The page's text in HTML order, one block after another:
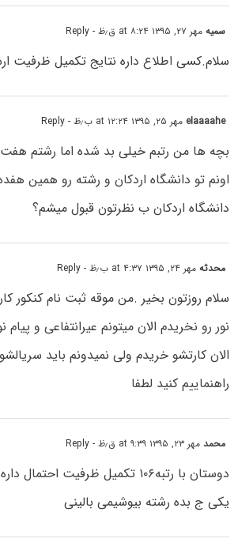
سمیهمهر ۲۷, ۱۳۹۵ at ۸:۲۴ ق٫ظ - Reply
سلام.کسی اطلاع داره نتایج تکمیل ظرفیت
elaaaahe مهر ۲۵, ۱۳۹۵ at ۱۲:۲۴ ب٫ظ - Reply
بچه ها من رتبم خیلی بد شده اما رشتم هفت
اونم تو دانشگاه اردکان و رشته رو همین
دانشگاه اردکان ب نظرتون قبول میشم؟
محدثهمهر ۲۴, ۱۳۹۵ at ۴:۳۷ ب٫ظ - Reply
سلام روزتون بخیر .من موقه ثبت نام کنکور
نور رو نخریدم الان میتونم عیرانتفاعی و
الان کارتشو خریدم ولی نمیدونم باید
راهنماییم کنید لطفا
محمدمهر ۲۳, ۱۳۹۵ at ۹:۳۹ ق٫ظ - Reply
دوستان با رتبه۱۰۶ تکمیل ظرفیت
یکی ج بده رشته بیوشیمی بالینی